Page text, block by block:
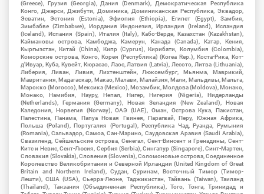
(Greece), Грузия (Georgia), Дания (Denmark), Демократическая Республика
Конго, Джерси, Джибути, Доминика, Доминиканская Республика, Эквадор,
Эсватин, Эстония (Estonia), Эфиопия (Ethiopia), Египет (Egypt), Замбия,
Зимбабве (Zimbabwe), Иордания Индонезия, Ирландия (Ireland), Исландия
(Iceland), Испания (Spain), Италия (Italy), Кабо-Верде, Казахстан (Kazakhstan),
Каймановы острова, Камбоджа, Камерун, Канада (Canada), Катар, Кения,
Кыргызстан, Китай (China), Кипр (Cyprus), Кирибати, Колумбия (Colombia),
Коморские острова, Конго, Корея (Республика) (Korea Rep.), Коста-Рика, Кот-
д'Ивуар, Куба, Кувейт, Кюрасао, Лаос, Латвия (Latvia), Лесото, Литва (Lithuania),
Либерия, Ливан, Ливия, Лихтенштейн, Люксембург, Мьянма, Маврикий,
Мавритания, Мадагаскар, Макао, Малави, Малайзия, Мали, Мальдивы, Мальта,
Марокко (Morocco), Мексика (Mexico), Мозамбик, Молдова (Moldova), Монако,
Монако, Намибия, Науру, Непал, Нигер, Нигерия (Nigeria), Нидерланды
(Netherlands), Германия (Germany), Новая Зеландия (New Zealand), Новая
Каледония, Норвегия (Norway), ОАЭ (UAE), Оман, Острова Кука, Пакистан,
Палестина, Панама, Папуа Новая Гвинея, Парагвай, Перу, Южная Африка,
Польша (Poland), Португалия (Portugal), Республика Чад, Руанда, Румыния
(Romania), Сальвадор, Самоа, Сан-Марино, Саудовская Аравия (Saudi Arabia),
Свазиленд, Сейшельские острова, Сенегал, Сент-Винсент и Гренадины, Сент-
Китс и Невис, Сент-Люсия, Сербия (Serbia), Сингапур (Singapore), Синт-Мартен,
Словакия (Slovakia), Словения (Slovenia), Соломоновые острова, Соединенное
Королевство Великобритании и Северной Ирландии (United Kingdom of Great
Britain and Northern Ireland), Судан, Суринам, Восточный Тимор (Тимор-
Лешти), США (USA), Сьерра-Леоне, Таджикистан, Тайвань (Taiwan), Таиланд
(Thailand), Танзания (Объединенная Республика), Того, Тонга, Тринидад и